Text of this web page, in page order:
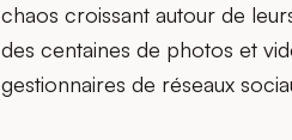
chaos croissant autour de
des centaines de photos et
gestionnaires de réseaux